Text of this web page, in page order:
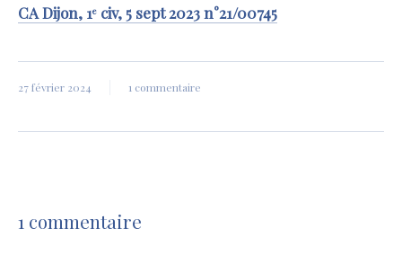
CA Dijon, 1e civ, 5 sept 2023 n°21/00745
27 février 2024 1 commentaire
1 commentaire